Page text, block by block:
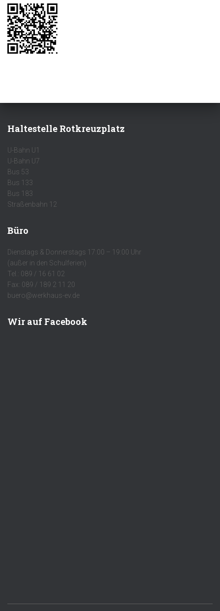
Haltestelle Rotkreuzplatz
U-Bahn U1
U-Bahn U7
Bus 53
Bus 133
Bus 183
Straßenbahn 12
Büro
Dienstags & Donnerstags 17:00 – 19:00 Uhr
(außer in den Schulferien)
Tel.: 089 / 16 61 02
Fax: 089 / 189 2 11 20
buero@werkhaus-ev.de
Wir auf Facebook